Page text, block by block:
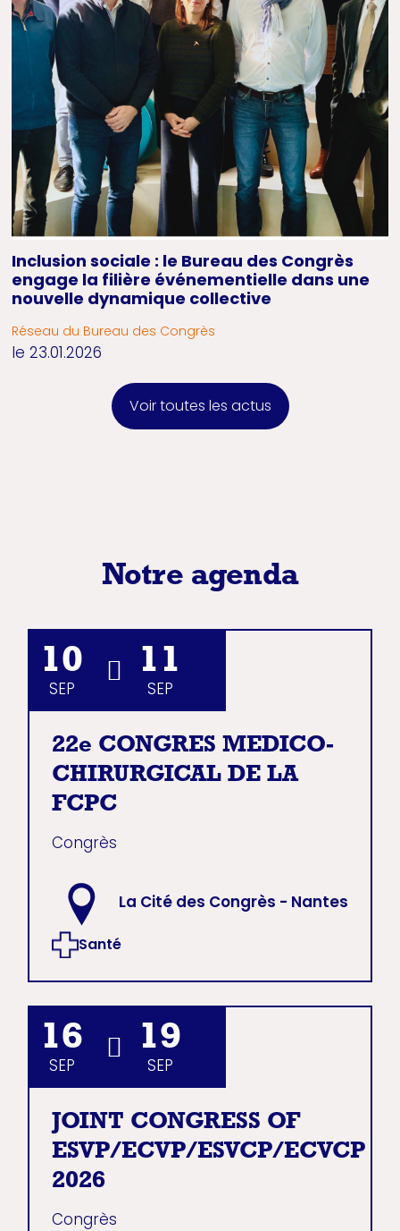
Inclusion sociale : le Bureau des Congrès
engage la filière événementielle dans une
nouvelle dynamique collective
Réseau du Bureau des Congrès
le 23.01.2026
Voir toutes les actus
Notre agenda
11
SEP
10
SEP
22e CONGRES MEDICO-
CHIRURGICAL DE LA
FCPC
Congrès
La Cité des Congrès - Nantes
Santé
19
SEP
16
SEP
JOINT CONGRESS OF
ESVP/ECVP/ESVCP/ECVCP
2026
Congrès